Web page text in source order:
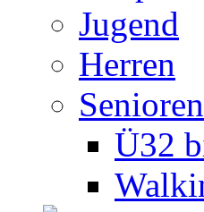
Jugend
Herren
Senioren
Ü32